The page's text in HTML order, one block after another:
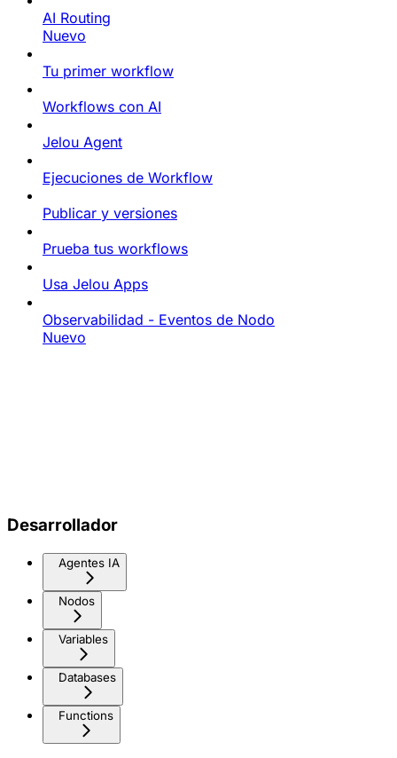
AI Routing
Nuevo
Tu primer workflow
Workflows con AI
Jelou Agent
Ejecuciones de Workflow
Publicar y versiones
Prueba tus workflows
Usa Jelou Apps
Observabilidad - Eventos de Nodo
Nuevo
Desarrollador
Agentes IA
Nodos
Variables
Databases
Functions